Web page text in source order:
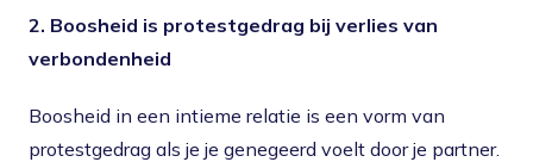
2. Boosheid is protestgedrag bij verlies van
verbondenheid
Boosheid in een intieme relatie is een vorm van
protestgedrag als je je genegeerd voelt door je partner.